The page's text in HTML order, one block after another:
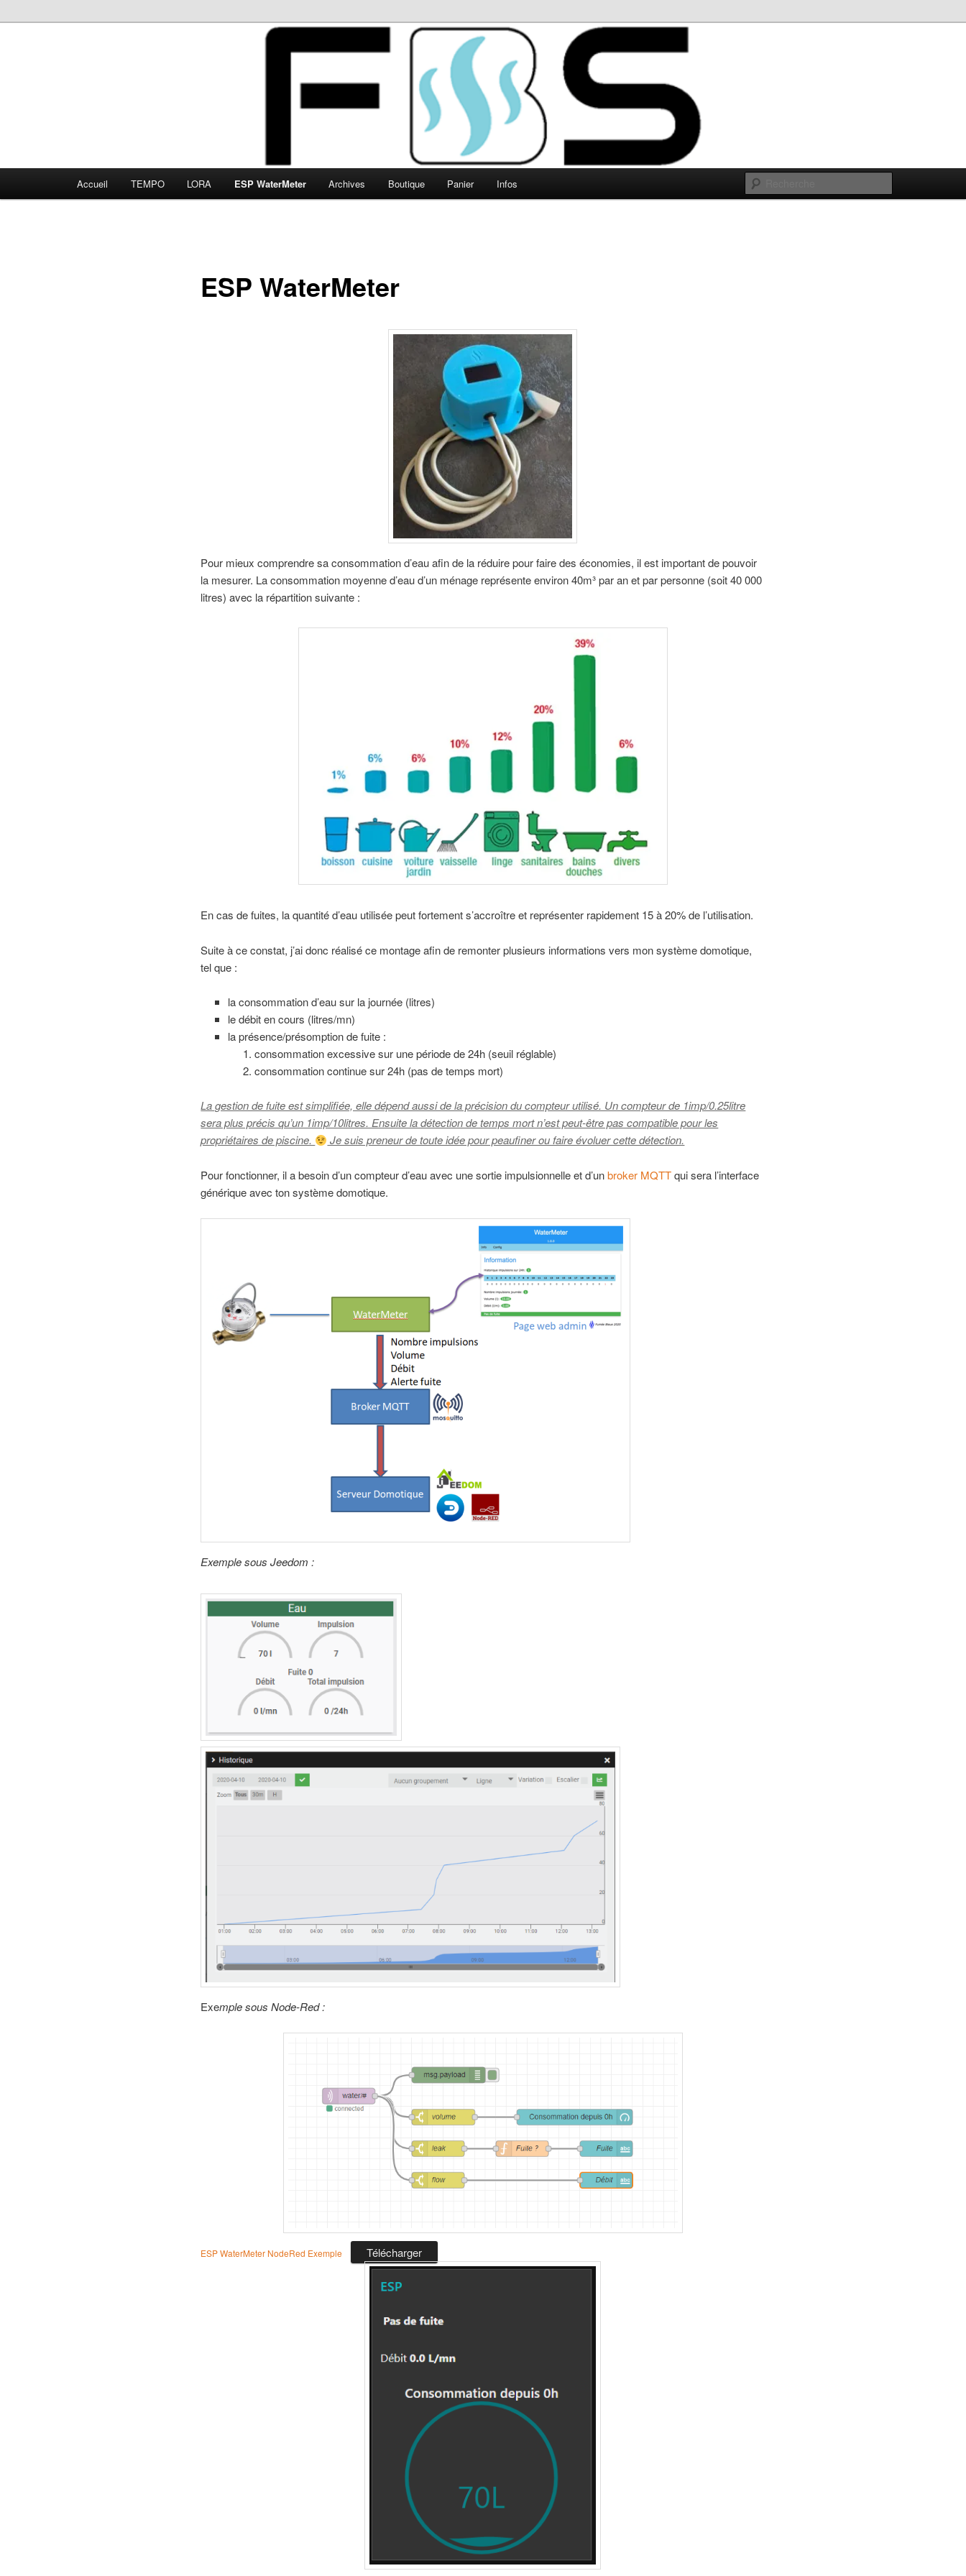
Accueil TEMPO LORA ESP WaterMeter Archives Boutique Panier Infos
ESP WaterMeter
Pour mieux comprendre sa consommation d’eau afin de la réduire pour faire des économies, il est important de pouvoir
la mesurer. La consommation moyenne d’eau d’un ménage représente environ 40m³ par an et par personne (soit 40 000
litres) avec la répartition suivante :
En cas de fuites, la quantité d’eau utilisée peut fortement s’accroître et représenter rapidement 15 à 20% de l’utilisation.
Suite à ce constat, j’ai donc réalisé ce montage afin de remonter plusieurs informations vers mon système domotique,
tel que :
la consommation d’eau sur la journée (litres)
le débit en cours (litres/mn)
la présence/présomption de fuite :
consommation excessive sur une période de 24h (seuil réglable)
consommation continue sur 24h (pas de temps mort)
La gestion de fuite est simplifiée, elle dépend aussi de la précision du compteur utilisé. Un compteur de 1imp/0.25litre
sera plus précis qu’un 1imp/10litres. Ensuite la détection de temps mort n’est peut-être pas compatible pour les
propriétaires de piscine.
Je suis preneur de toute idée pour peaufiner ou faire évoluer cette détection.
Pour fonctionner, il a besoin d’un compteur d’eau avec une sortie impulsionnelle et d’unbroker MQTTqui sera l’interface
générique avec ton système domotique.
Exemple sous Jeedom :
Exemple sous Node-Red :
ESP WaterMeter NodeRed Exemple Télécharger